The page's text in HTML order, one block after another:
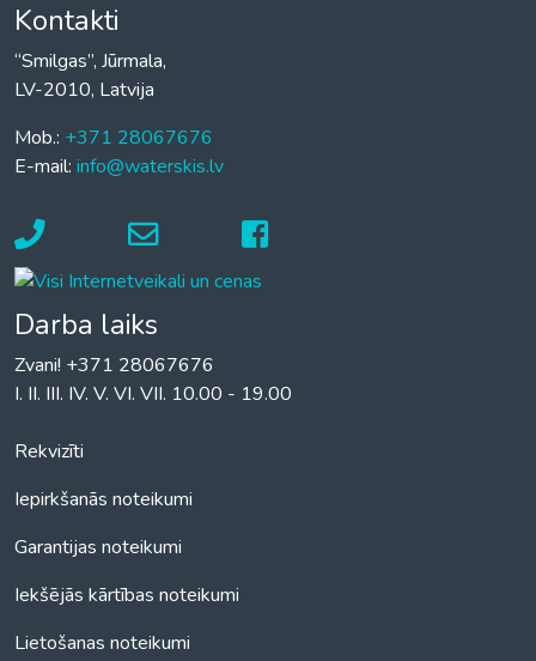
Kontakti
“Smilgas”, Jūrmala,
LV-2010, Latvija
Mob.: +371 28067676
E-mail: info@waterskis.lv
Darba laiks
Zvani! +371 28067676
I. II. III. IV. V. VI. VII. 10.00 - 19.00
Rekvizīti
Iepirkšanās noteikumi
Garantijas noteikumi
Iekšējās kārtības noteikumi
Lietošanas noteikumi